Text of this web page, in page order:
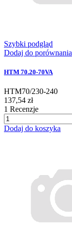
Szybki podgląd
Dodaj do porównania
HTM 70.20-70VA
HTM70/230-240
137,54 zł
1 Recenzje
Dodaj do koszyka